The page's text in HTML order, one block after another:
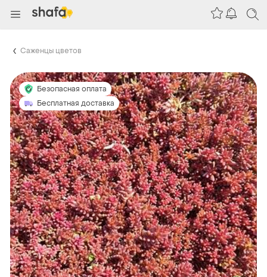
Саженцы цветов
Безопасная оплата
Бесплатная доставка